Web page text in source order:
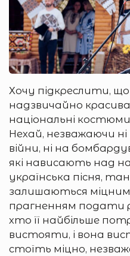
Хочу підкреслити,
надзвичайно
національні
Нехай, незважаючи
війни, ні на
які нависають над
українська пісня,
залишаються
прагненням подати
хто її найбільше
вистояти, і вона
стоїть міцно,